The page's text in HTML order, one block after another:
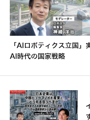
「AIロボティクス立国
AI時代の国家戦略